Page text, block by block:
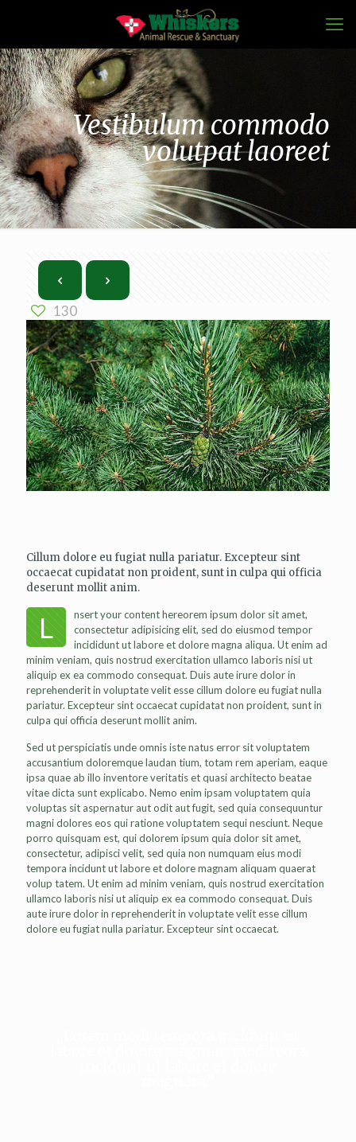
Vestibulum commodo
volutpat laoreet
130
Cillum dolore eu fugiat nulla pariatur. Excepteur sint
occaecat cupidatat non proident, sunt in culpa qui officia
deserunt mollit anim.
L
nsert your content hereorem ipsum dolor sit amet,
consectetur adipisicing elit, sed do eiusmod tempor
incididunt ut labore et dolore magna aliqua. Ut enim ad
minim veniam, quis nostrud exercitation ullamco laboris nisi ut
aliquip ex ea commodo consequat. Duis aute irure dolor in
reprehenderit in voluptate velit esse cillum dolore eu fugiat nulla
pariatur. Excepteur sint occaecat cupidatat non proident, sunt in
culpa qui officia deserunt mollit anim.
Sed ut perspiciatis unde omnis iste natus error sit voluptatem
accusantium doloremque laudan tium, totam rem aperiam, eaque
ipsa quae ab illo inventore veritatis et quasi architecto beatae
vitae dicta sunt explicabo. Nemo enim ipsam voluptatem quia
voluptas sit aspernatur aut odit aut fugit, sed quia consequuntur
magni dolores eos qui ratione voluptatem sequi nesciunt. Neque
porro quisquam est, qui dolorem ipsum quia dolor sit amet,
consectetur, adipisci velit, sed quia non numquam eius modi
tempora incidunt ut labore et dolore magnam aliquam quaerat
volup tatem. Ut enim ad minim veniam, quis nostrud exercitation
ullamco laboris nisi ut aliquip ex ea commodo consequat. Duis
aute irure dolor in reprehenderit in voluptate velit esse cillum
dolore eu fugiat nulla pariatur. Excepteur sint occaecat.